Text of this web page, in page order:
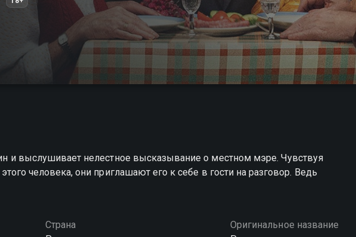
и выслушивает нелестное высказывание о местном мэре. Чувствуя
человека, они приглашают его к себе в гости на разговор. Ведь
Страна
Оригинальное название